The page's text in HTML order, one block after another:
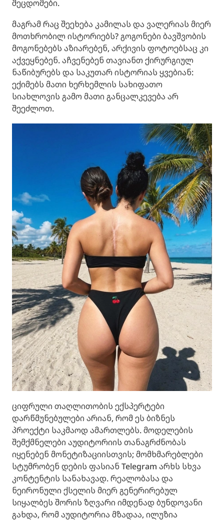
შეცდომები.
მაგრამ რაც შეეხება კამილას და ვალერიას მიერ
მოთხრობილ ისტორიებს? გოგონები ბავშვობის
მოგონებებს აზიარებენ, არქივის ფოტოებსაც კი
აქვეყნებენ. აჩვენებენ თავიანთ ქირურგიულ
ნაწიბურებს და საკუთარ ისტორიას ყვებიან:
ექიმებს მათი ხერხემლის სახიფათო
სიახლოვის გამო მათი განცალკევება არ
შეეძლოთ.
ციფრული თაღლითობის ექსპერტები
დარწმუნებულები არიან, რომ ეს ბიზნეს
პროექტი საკმაოდ ამართლებს. მოდელების
შემქმნელები აუდიტორიის თანაგრძნობას
იყენებენ მონეტიზაციისთვის; მომხმარებლები
სტუმრობენ დების ფასიან Telegram არხს სხვა
კონტენტის სანახავად. რეალობასა და
ნეირონული ქსელის მიერ გენერირებულ
სიყალბეს შორის ზღვარი იმდენად ბუნდოვანი
გახდა, რომ აუდიტორია მზადაა, ილუზია